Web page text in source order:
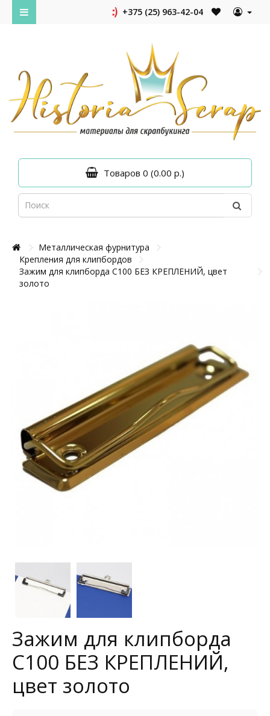
+375 (25) 963-42-04
Товаров 0 (0.00 р.)
Металлическая фурнитура
Крепления для клипбордов
Зажим для клипборда С100 БЕЗ КРЕПЛЕНИЙ, цвет
золото
Зажим для клипборда
С100 БЕЗ КРЕПЛЕНИЙ,
цвет золото